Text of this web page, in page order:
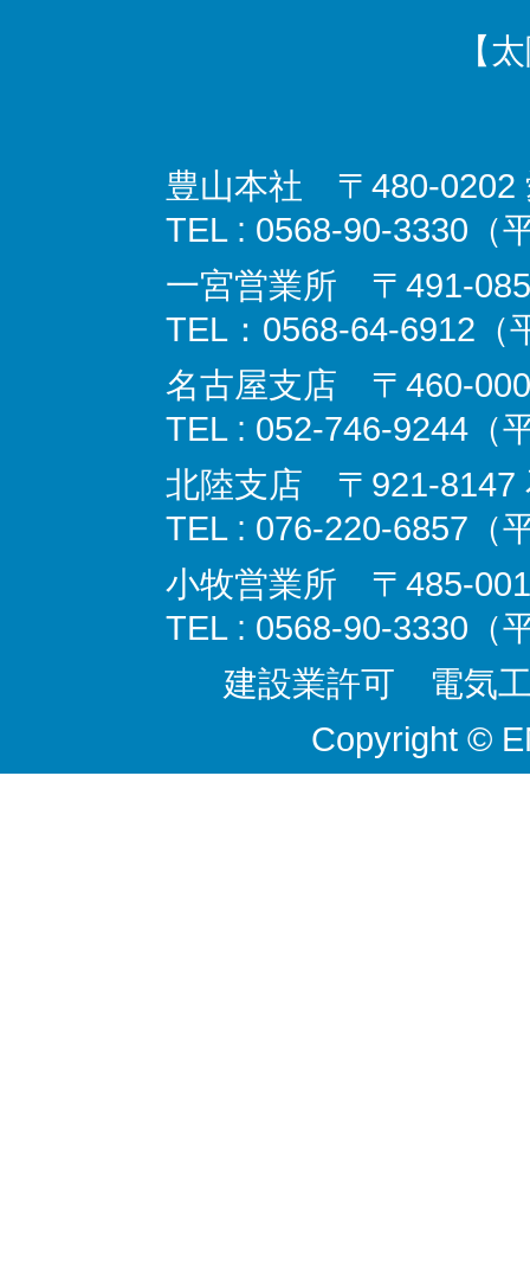
【
豊山本社 〒480-0202
TEL : 0568-90-3330（
一宮営業所 〒491-
TEL：0568-64-6912（
名古屋支店 〒
TEL : 052-746-9244（
北陸支店 〒921-8147
TEL : 076-220-6857（
小牧営業所 〒485-
TEL : 0568-90-3330（
建設業許可 電気
Copyright ©